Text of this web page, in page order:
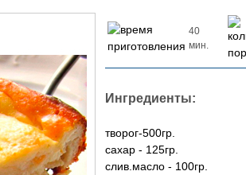
40
мин.
Ингредиенты:
творог-500гр.
сахар - 125гр.
слив.масло - 100гр.